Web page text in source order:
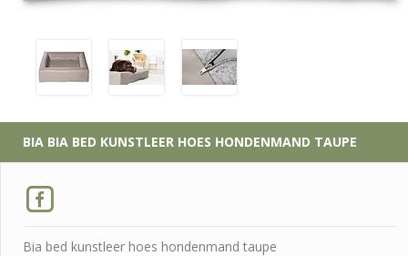
BIA BIA BED KUNSTLEER HOES HONDENMAND TAUPE
Bia bed kunstleer hoes hondenmand taupe